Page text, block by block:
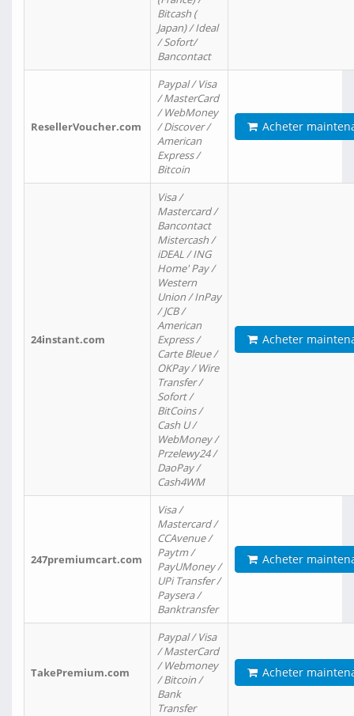
Bitcash (
Japan) / Ideal
/ Sofort/
Bancontact
ResellerVoucher.com
Paypal / Visa
/ MasterCard
/ WebMoney
/ Discover /
American
Express /
Bitcoin
Acheter
24instant.com
Visa /
Mastercard /
Bancontact
Mistercash /
iDEAL / ING
Home' Pay /
Western
Union / InPay
/ JCB /
American
Express /
Carte Bleue /
OKPay / Wire
Transfer /
Sofort /
BitCoins /
Cash U /
WebMoney /
Przelewy24 /
DaoPay /
Cash4WM
Acheter
247premiumcart.com
Visa /
Mastercard /
CCAvenue /
Paytm /
PayUMoney /
UPi Transfer /
Paysera /
Banktransfer
Acheter
TakePremium.com
Paypal / Visa
/ MasterCard
/ Webmoney
/ Bitcoin /
Bank
Transfer
Acheter